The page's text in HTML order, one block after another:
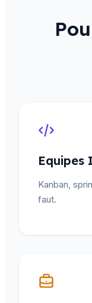
Equipes
Kanban,
faut.